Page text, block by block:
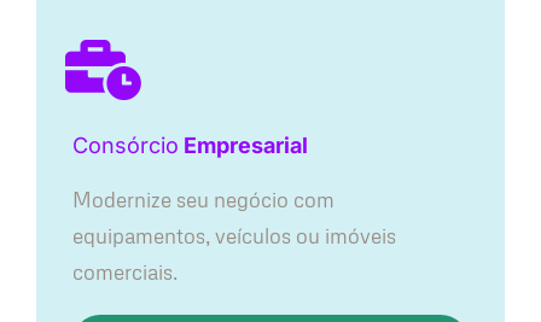
Consórcio Empresarial
Modernize seu negócio com
equipamentos, veículos ou imóveis
comerciais.